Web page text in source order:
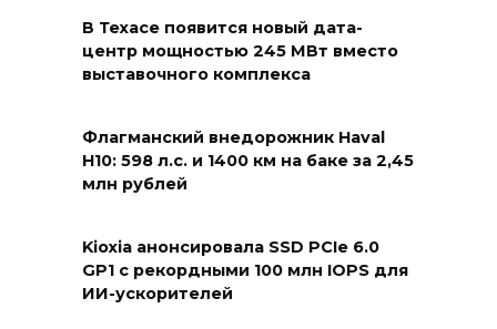
В Техасе появится новый дата-
центр мощностью 245 МВт вместо
выставочного комплекса
Флагманский внедорожник Haval
H10: 598 л.с. и 1400 км на баке за 2,45
млн рублей
Kioxia анонсировала SSD PCIe 6.0
GP1 с рекордными 100 млн IOPS для
ИИ-ускорителей